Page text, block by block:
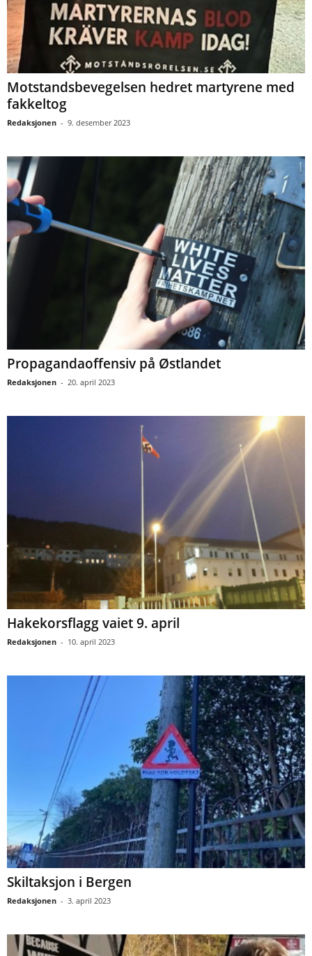
Motstandsbevegelsen hedret martyrene med
fakkeltog
Redaksjonen - 9. desember 2023
Propagandaoffensiv på Østlandet
Redaksjonen - 20. april 2023
Hakekorsflagg vaiet 9. april
Redaksjonen - 10. april 2023
Skiltaksjon i Bergen
Redaksjonen - 3. april 2023